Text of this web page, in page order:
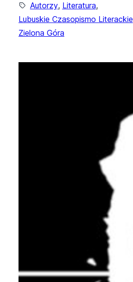
Autorzy, Literatura,
Lubuskie Czasopismo Literackie
Zielona Góra